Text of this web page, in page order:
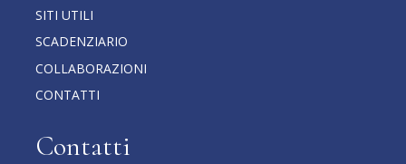
SITI UTILI
SCADENZIARIO
COLLABORAZIONI
CONTATTI
Contatti